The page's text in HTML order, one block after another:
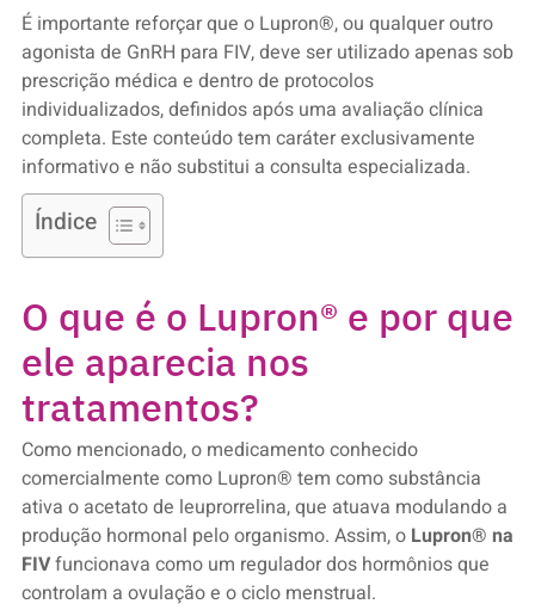
É importante reforçar que o Lupron®, ou qualquer outro
agonista de GnRH para FIV, deve ser utilizado apenas sob
prescrição médica e dentro de protocolos
individualizados, definidos após uma avaliação clínica
completa. Este conteúdo tem caráter exclusivamente
informativo e não substitui a consulta especializada.
Índice
O que é o Lupron® e por que
ele aparecia nos
tratamentos?
Como mencionado, o medicamento conhecido
comercialmente como Lupron® tem como substância
ativa o acetato de leuprorrelina, que atuava modulando a
produção hormonal pelo organismo. Assim, o Lupron® na
FIVfuncionava como um regulador dos hormônios que
controlam a ovulação e o ciclo menstrual.